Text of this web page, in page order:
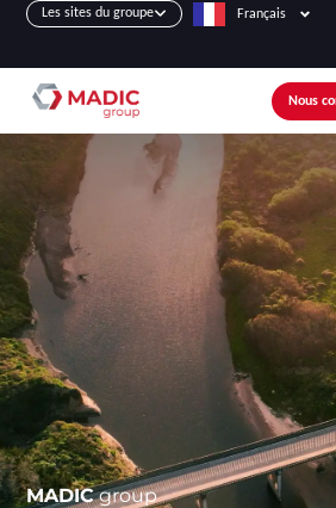
Les sites du groupe Français
Nous
MADIC group